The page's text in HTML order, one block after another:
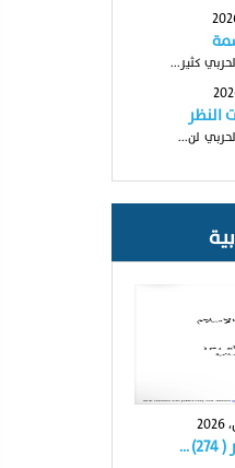
كثير...
النظر
لن...
…